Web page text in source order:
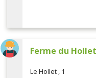
Ferme du Hollet
Le Hollet , 1